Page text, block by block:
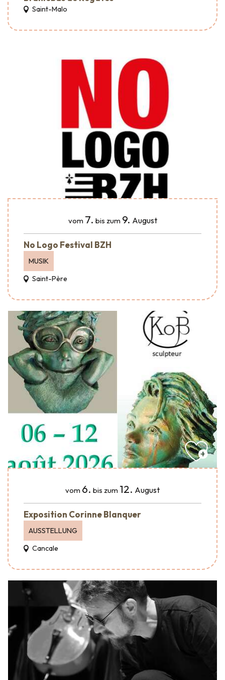
Saint-Malo
vom 7. bis zum 9. August
No Logo Festival BZH
MUSIK
Saint-Père
vom 6. bis zum 12. August
Exposition Corinne Blanquer
AUSSTELLUNG
Cancale